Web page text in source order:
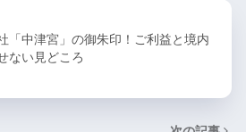
「中津宮」の御朱印！ご利益と境内
ない見どころ